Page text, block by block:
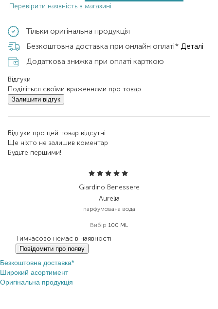
Перевірити наявність в магазині
Тільки оригінальна продукція
Безкоштовна доставка при онлайн оплаті* Деталі
Додаткова знижка при оплаті карткою
Відгуки
Поділіться своїми враженнями про товар
Залишити відгук
Відгуки про цей товар відсутні
Ще ніхто не залишив коментар
Будьте першими!
Giardino Benessere
Aurelia
парфумована вода
Вибір 100 ML
Тимчасово немає в наявності
Повідомити про появу
Безкоштовна доставка*
Широкий асортимент
Оригінальна продукція